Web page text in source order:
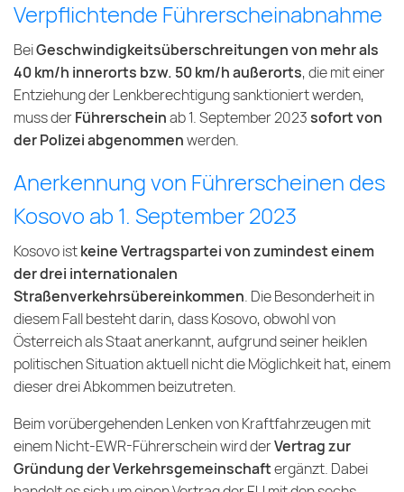
Verpflichtende Führerscheinabnahme
BeiGeschwindigkeitsüberschreitungen von mehr als
40 km/h innerorts bzw. 50 km/h außerorts, die mit einer
Entziehung der Lenkberechtigung sanktioniert werden,
muss derFührerscheinab 1. September 2023sofort von
der Polizei abgenommenwerden.
Anerkennung von Führerscheinen des
Kosovo ab 1. September 2023
Kosovo istkeine Vertragspartei von zumindest einem
der drei internationalen
Straßenverkehrsübereinkommen. Die Besonderheit in
diesem Fall besteht darin, dass Kosovo, obwohl von
Österreich als Staat anerkannt, aufgrund seiner heiklen
politischen Situation aktuell nicht die Möglichkeit hat, einem
dieser drei Abkommen beizutreten.
Beim vorübergehenden Lenken von Kraftfahrzeugen mit
einem Nicht-EWR-Führerschein wird derVertrag zur
Gründung der Verkehrsgemeinschaftergänzt. Dabei